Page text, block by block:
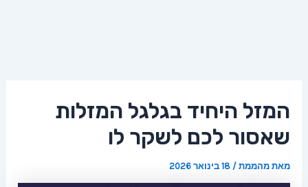
המזל היחיד בגלגל המזלות
שאסור לכם לשקר לו
מאתמהממת/18 בינואר 2026